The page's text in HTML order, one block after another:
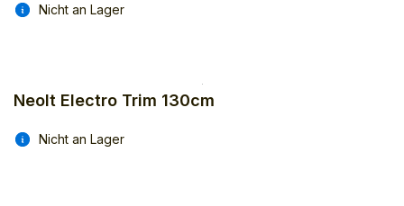
Nicht an Lager
Neolt Electro Trim 130cm
Nicht an Lager